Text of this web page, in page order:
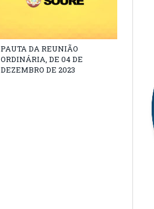
PAUTA DA REUNIÃO
ORDINÁRIA, DE 04 DE
DEZEMBRO DE 2023